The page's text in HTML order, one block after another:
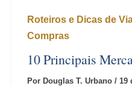
Roteiros e Dicas de
Compras
10 Principais
Por Douglas T. Urbano / 19